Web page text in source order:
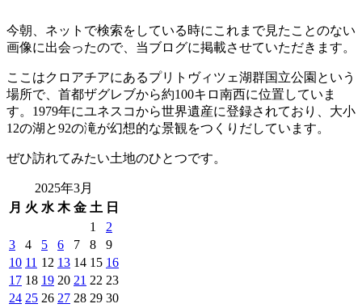
今朝、ネットで検索をしている時にこれまで見たことのない
画像に出会ったので、当ブログに掲載させていただきます。
ここはクロアチアにあるプリトヴィツェ湖群国立公園という
場所で、首都ザグレブから約100キロ南西に位置していま
す。1979年にユネスコから世界遺産に登録されており、大小
12の湖と92の滝が幻想的な景観をつくりだしています。
ぜひ訪れてみたい土地のひとつです。
2025年3月
月 火 水 木 金 土 日
1
2
3
4 5 6 7 8
9
10 11 12 13 14 15 16
17 18 19 20 21 22 23
24 25 26 27 28 29 30